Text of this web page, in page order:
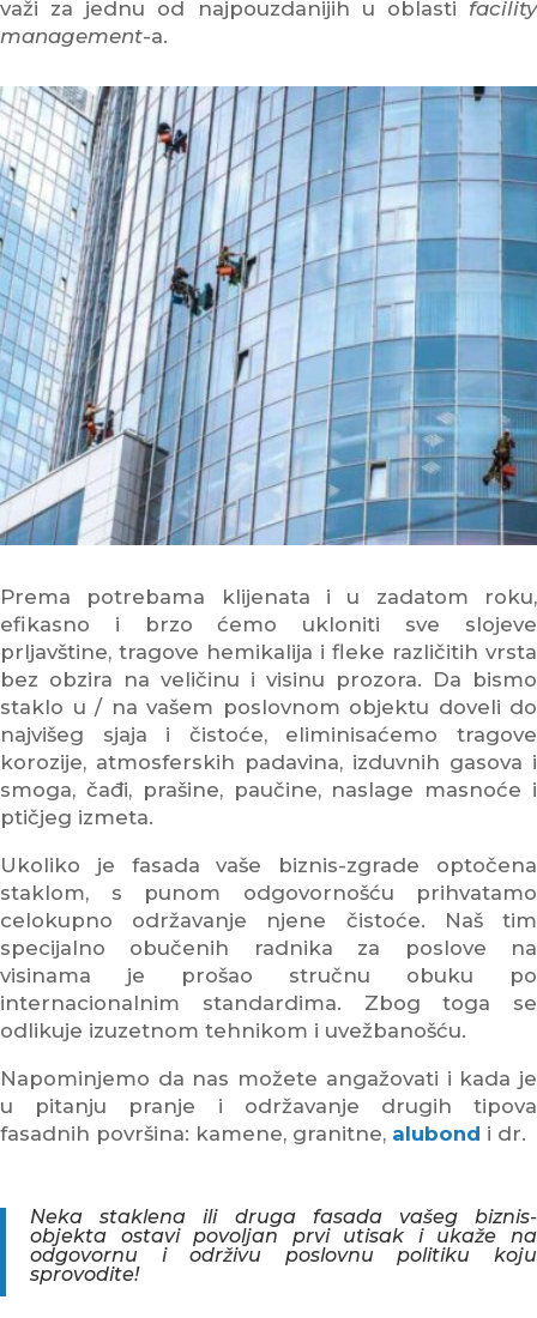
važi za jednu od najpouzdanijih u oblasti facility
management-a.
Prema potrebama klijenata i u zadatom roku,
efikasno i brzo ćemo ukloniti sve slojeve
prljavštine, tragove hemikalija i fleke različitih vrsta
bez obzira na veličinu i visinu prozora. Da bismo
staklo u / na vašem poslovnom objektu doveli do
najvišeg sjaja i čistoće, eliminisaćemo tragove
korozije, atmosferskih padavina, izduvnih gasova i
smoga, čađi, prašine, paučine, naslage masnoće i
ptičjeg izmeta.
Ukoliko je fasada vaše biznis-zgrade optočena
staklom, s punom odgovornošću prihvatamo
celokupno održavanje njene čistoće. Naš tim
specijalno obučenih radnika za poslove na
visinama je prošao stručnu obuku po
internacionalnim standardima. Zbog toga se
odlikuje izuzetnom tehnikom i uvežbanošću.
Napominjemo da nas možete angažovati i kada je
u pitanju pranje i održavanje drugih tipova
fasadnih površina: kamene, granitne, alubond i dr.
Neka staklena ili druga fasada vašeg biznis-
objekta ostavi povoljan prvi utisak i ukaže na
odgovornu i održivu poslovnu politiku koju
sprovodite!